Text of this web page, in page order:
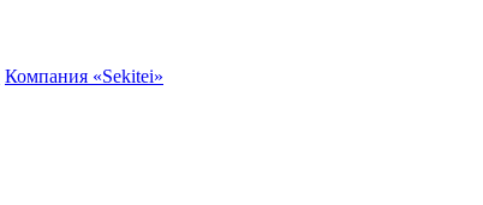
Компания «Sekitei»